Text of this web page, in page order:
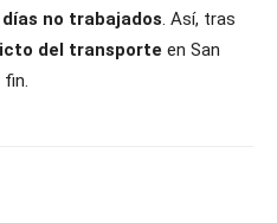
días no trabajados. Así, tras
del transporte en San
fin.